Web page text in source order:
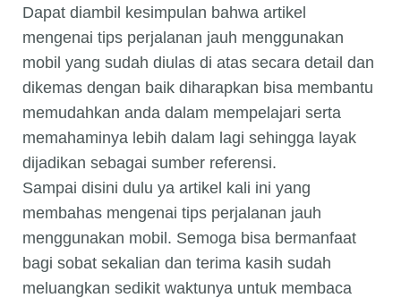
Dapat diambil kesimpulan bahwa artikel
mengenai tips perjalanan jauh menggunakan
mobil yang sudah diulas di atas secara detail dan
dikemas dengan baik diharapkan bisa membantu
memudahkan anda dalam mempelajari serta
memahaminya lebih dalam lagi sehingga layak
dijadikan sebagai sumber referensi.
Sampai disini dulu ya artikel kali ini yang
membahas mengenai tips perjalanan jauh
menggunakan mobil. Semoga bisa bermanfaat
bagi sobat sekalian dan terima kasih sudah
meluangkan sedikit waktunya untuk membaca